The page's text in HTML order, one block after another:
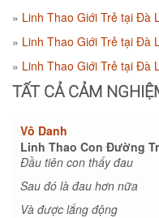
Linh Thao Giới Trẻ tại Đà
Linh Thao Giới Trẻ tại Đà
Linh Thao Giới Trẻ tại Đà
TẤT CẢ CẢM
Vô Danh
Linh Thao Con Đường
Đầu tiên con thấy đau
Sau đó là đau hơn nữa
Và được lắng động